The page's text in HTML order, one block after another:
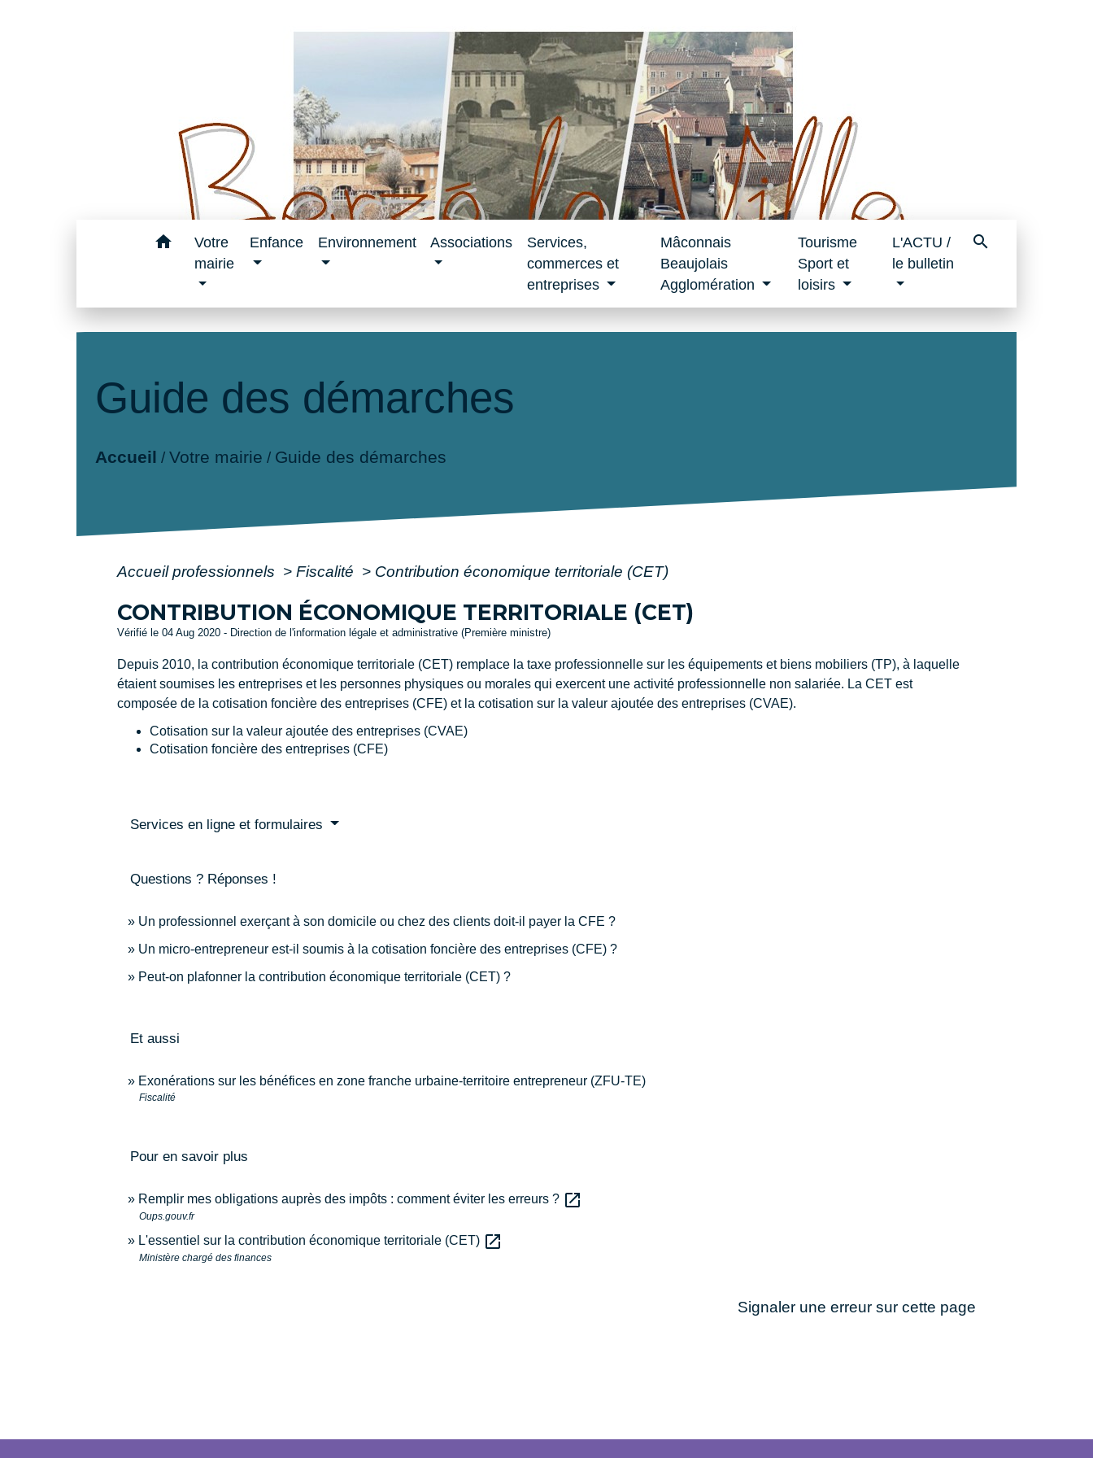
home
Votre
mairie
Enfance Environnement Associations
Services,
commerces et
entreprises
Mâconnais
Beaujolais
Agglomération
Tourisme
Sport et
loisirs
L'ACTU /
le bulletin
search
Guide des démarches
Accueil / Votre mairie / Guide des démarches
Accueil professionnels > Fiscalité > Contribution économique territoriale (CET)
CONTRIBUTION ÉCONOMIQUE TERRITORIALE (CET)
Vérifié le 04 Aug 2020 - Direction de l'information légale et administrative (Première ministre)
Depuis 2010, la contribution économique territoriale (CET) remplace la taxe professionnelle sur les équipements et biens mobiliers (TP), à laquelle
étaient soumises les entreprises et les personnes physiques ou morales qui exercent une activité professionnelle non salariée. La CET est
composée de la cotisation foncière des entreprises (CFE) et la cotisation sur la valeur ajoutée des entreprises (CVAE).
Cotisation sur la valeur ajoutée des entreprises (CVAE)
Cotisation foncière des entreprises (CFE)
Services en ligne et formulaires
Questions ? Réponses !
Un professionnel exerçant à son domicile ou chez des clients doit-il payer la CFE ?
Un micro-entrepreneur est-il soumis à la cotisation foncière des entreprises (CFE) ?
Peut-on plafonner la contribution économique territoriale (CET) ?
Et aussi
Exonérations sur les bénéfices en zone franche urbaine-territoire entrepreneur (ZFU-TE)
Fiscalité
Pour en savoir plus
Remplir mes obligations auprès des impôts : comment éviter les erreurs ? open_in_new
Oups.gouv.fr
L'essentiel sur la contribution économique territoriale (CET) open_in_new
Ministère chargé des finances
Signaler une erreur sur cette page